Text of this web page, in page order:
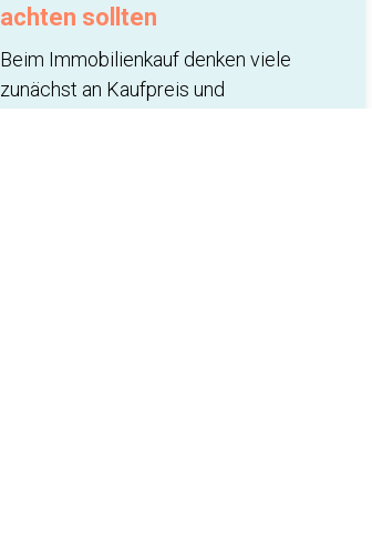
achten sollten
Beim Immobilienkauf denken viele
zunächst an Kaufpreis und